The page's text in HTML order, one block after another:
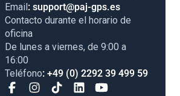
Email: support@paj-gps.es
Contacto durante el horario de
oficina
De lunes a viernes, de 9:00 a
16:00
Teléfono: +49 (0) 2292 39 499 59